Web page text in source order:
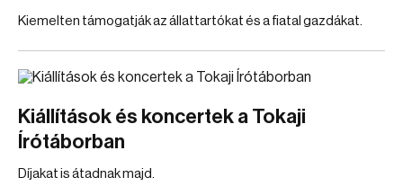
Kiemelten támogatják az állattartókat és a fiatal gazdákat.
Kiállítások és koncertek a Tokaji
Írótáborban
Díjakat is átadnak majd.